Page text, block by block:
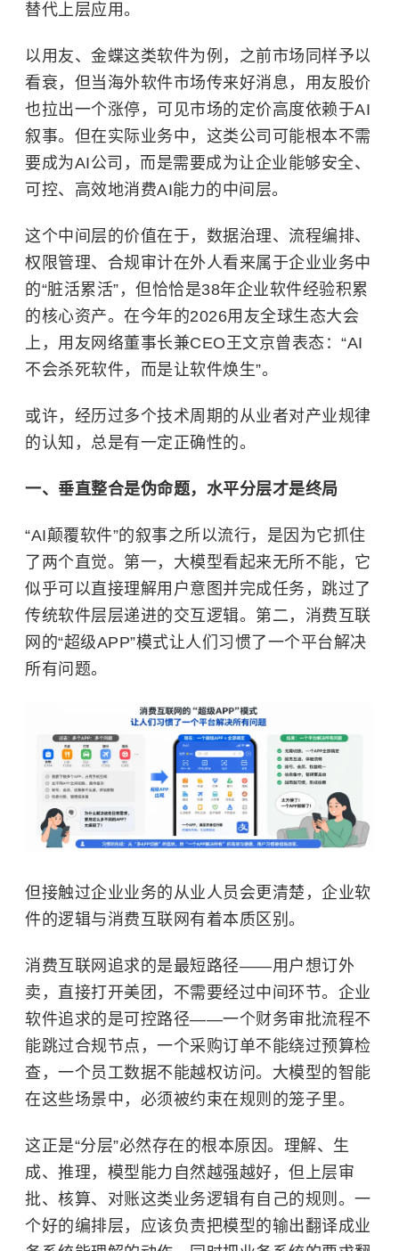
替代上层应用。
以用友、金蝶这类软件为例，之前市场同样予以
看衰，但当海外软件市场传来好消息，用友股价
也拉出一个涨停，可见市场的定价高度依赖于AI
叙事。但在实际业务中，这类公司可能根本不需
要成为AI公司，而是需要成为让企业能够安全、
可控、高效地消费AI能力的中间层。
这个中间层的价值在于，数据治理、流程编排、
权限管理、合规审计在外人看来属于企业业务中
的“脏活累活”，但恰恰是38年企业软件经验积累
的核心资产。在今年的2026用友全球生态大会
上，用友网络董事长兼CEO王文京曾表态：“AI
不会杀死软件，而是让软件焕生”。
或许，经历过多个技术周期的从业者对产业规律
的认知，总是有一定正确性的。
一、垂直整合是伪命题，水平分层才是终局
“AI颠覆软件”的叙事之所以流行，是因为它抓住
了两个直觉。第一，大模型看起来无所不能，它
似乎可以直接理解用户意图并完成任务，跳过了
传统软件层层递进的交互逻辑。第二，消费互联
网的“超级APP”模式让人们习惯了一个平台解决
所有问题。
但接触过企业业务的从业人员会更清楚，企业软
件的逻辑与消费互联网有着本质区别。
消费互联网追求的是最短路径——用户想订外
卖，直接打开美团，不需要经过中间环节。企业
软件追求的是可控路径——一个财务审批流程不
能跳过合规节点，一个采购订单不能绕过预算检
查，一个员工数据不能越权访问。大模型的智能
在这些场景中，必须被约束在规则的笼子里。
这正是“分层”必然存在的根本原因。理解、生
成、推理，模型能力自然越强越好，但上层审
批、核算、对账这类业务逻辑有自己的规则。一
个好的编排层，应该负责把模型的输出翻译成业